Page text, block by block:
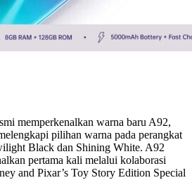
memperkenalkan warna baru A92,
pilihan warna pada perangkat
Black dan Shining White. A92
pertama kali melalui kolaborasi
and Pixar’s Toy Story Edition Special